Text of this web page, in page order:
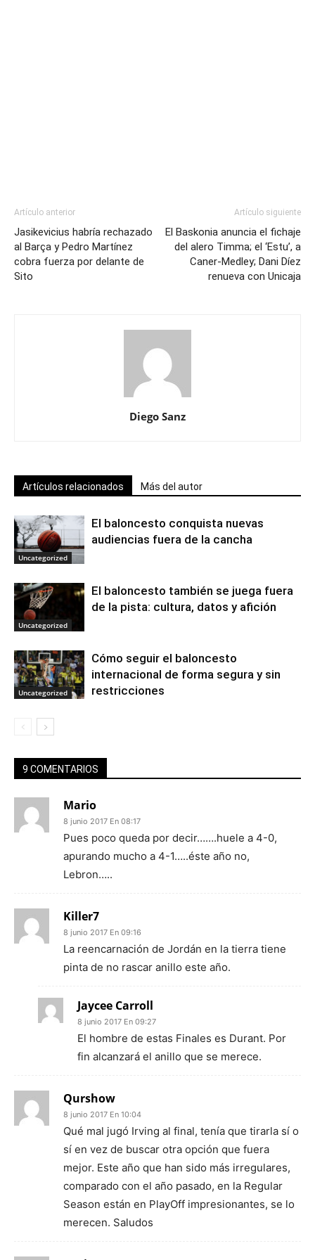
Artículo anterior
Jasikevicius habría rechazado
al Barça y Pedro Martínez
cobra fuerza por delante de
Sito
Artículo siguiente
El Baskonia anuncia el fichaje
del alero Timma; el ‘Estu’, a
Caner-Medley; Dani Díez
renueva con Unicaja
Diego Sanz
Artículos relacionados Más del autor
Uncategorized
El baloncesto conquista nuevas
audiencias fuera de la cancha
Uncategorized
El baloncesto también se juega fuera
de la pista: cultura, datos y afición
Uncategorized
Cómo seguir el baloncesto
internacional de forma segura y sin
restricciones
9 COMENTARIOS
Mario
8 junio 2017 En 08:17
Pues poco queda por decir…….huele a 4-0,
apurando mucho a 4-1…..éste año no,
Lebron…..
Killer7
8 junio 2017 En 09:16
La reencarnación de Jordán en la tierra tiene
pinta de no rascar anillo este año.
Jaycee Carroll
8 junio 2017 En 09:27
El hombre de estas Finales es Durant. Por
fin alcanzará el anillo que se merece.
Qurshow
8 junio 2017 En 10:04
Qué mal jugó Irving al final, tenía que tirarla sí o
sí en vez de buscar otra opción que fuera
mejor. Este año que han sido más irregulares,
comparado con el año pasado, en la Regular
Season están en PlayOff impresionantes, se lo
merecen. Saludos